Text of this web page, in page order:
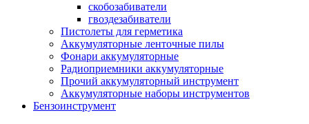
скобозабиватели
гвоздезабиватели
Пистолеты для герметика
Аккумуляторные ленточные пилы
Фонари аккумуляторные
Радиоприемники аккумуляторные
Прочий аккумуляторный инструмент
Аккумуляторные наборы инструментов
Бензоинструмент